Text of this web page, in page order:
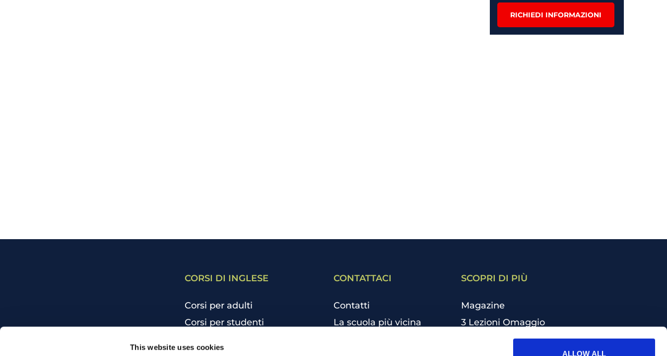
This website uses cookies
ALLOW ALL
RICHIEDI INFORMAZIONI
CORSI DI INGLESE
Corsi per adulti
Corsi per studenti
CONTATTACI
Contatti
La scuola più vicina
SCOPRI DI PIÙ
Magazine
3 Lezioni Omaggio